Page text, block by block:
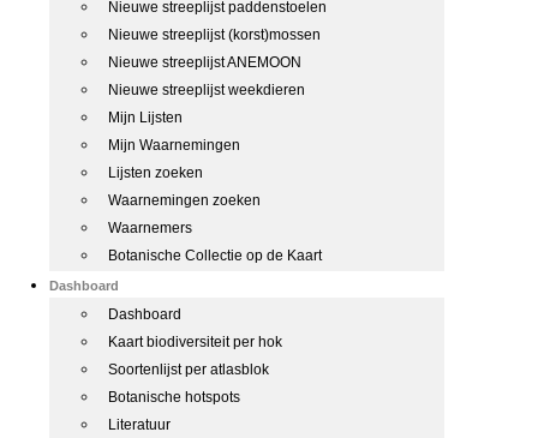
Nieuwe streeplijst paddenstoelen
Nieuwe streeplijst (korst)mossen
Nieuwe streeplijst ANEMOON
Nieuwe streeplijst weekdieren
Mijn Lijsten
Mijn Waarnemingen
Lijsten zoeken
Waarnemingen zoeken
Waarnemers
Botanische Collectie op de Kaart
Dashboard
Dashboard
Kaart biodiversiteit per hok
Soortenlijst per atlasblok
Botanische hotspots
Literatuur